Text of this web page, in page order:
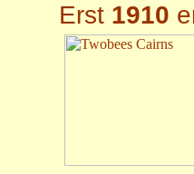
Erst 1910